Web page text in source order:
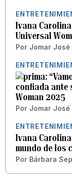
Ivana
Universal
Por Jomar José
confiada ante
Woman 2025
Por Jomar José
Ivana
mundo de los
Por Bárbara